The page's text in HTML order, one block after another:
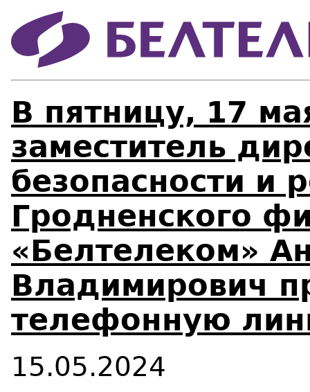
В пятницу, 17
заместитель
безопасности и
Гродненского
«Белтелеком»
Владимирович
телефонную
15.05.2024